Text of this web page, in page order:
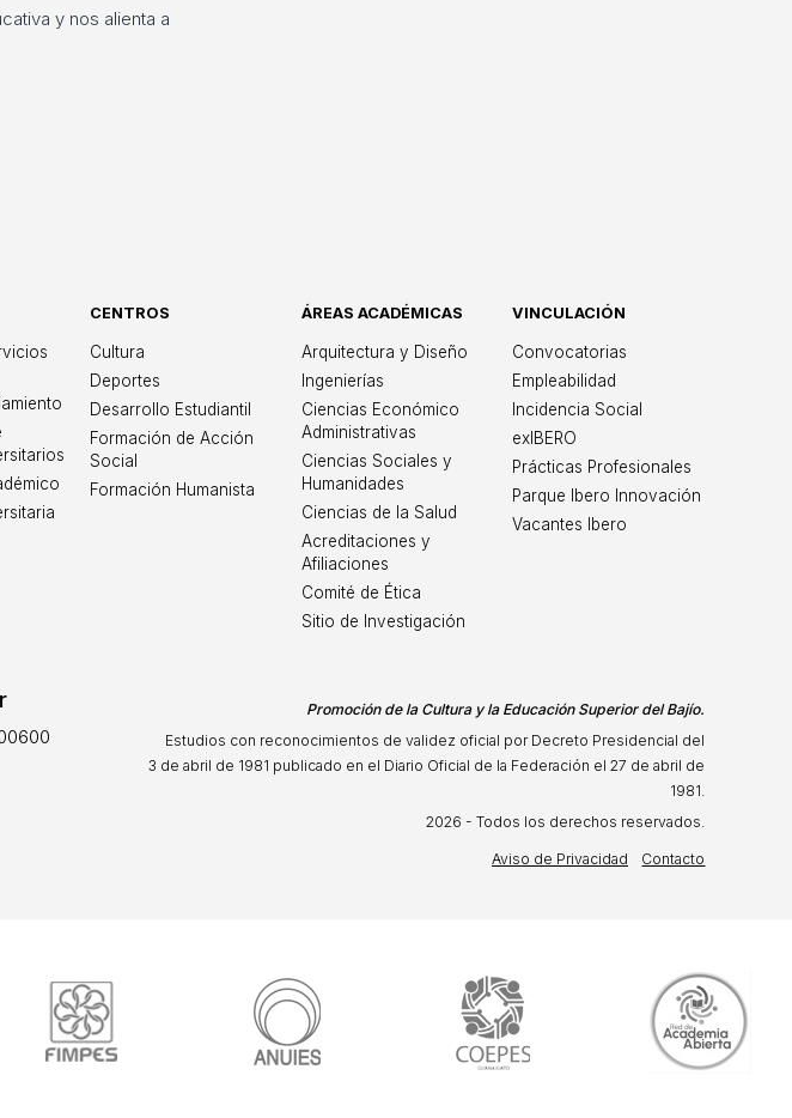
y nos alienta a
León
CENTROS
Cultura
Deportes
Desarrollo Estudiantil
Formación de Acción
Social
Formación Humanista
ÁREAS ACADÉMICAS
Arquitectura y Diseño
Ingenierías
Ciencias Económico
Administrativas
Ciencias Sociales y
Humanidades
Ciencias de la Salud
Acreditaciones y
Afiliaciones
Comité de Ética
Sitio de Investigación
VINCULACIÓN
Convocatorias
Empleabilidad
Incidencia Social
exIBERO
Prácticas Profesionales
Parque Ibero Innovación
Vacantes Ibero
Promoción de la Cultura y la Educación Superior del Bajío.
Estudios con reconocimientos de validez oficial por Decreto Presidencial del
3 de abril de 1981 publicado en el Diario Oficial de la Federación el 27 de abril de
1981.
2026 - Todos los derechos reservados.
Aviso de Privacidad Contacto